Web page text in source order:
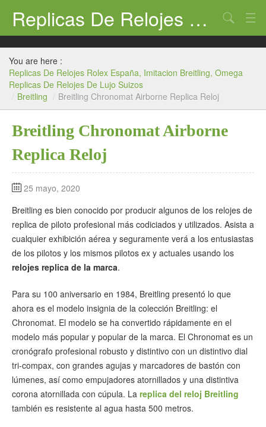
Replicas De Relojes Rolex España, Imitacion Breitling, Omega Replicas De Relojes De Lujo Suizos
Omega
Cartier
Breitling
Tag Heuer
Search
You are here :
Replicas De Relojes Rolex España, Imitacion Breitling, Omega
Replicas De Relojes De Lujo Suizos
/ Breitling / Breitling Chronomat Airborne Replica Reloj
Breitling Chronomat Airborne
Replica Reloj
25 mayo, 2020
Breitling es bien conocido por producir algunos de los relojes de
replica de piloto profesional más codiciados y utilizados. Asista a
cualquier exhibición aérea y seguramente verá a los entusiastas
de los pilotos y los mismos pilotos ex y actuales usando los
relojes replica de la marca.
Para su 100 aniversario en 1984, Breitling presentó lo que
ahora es el modelo insignia de la colección Breitling: el
Chronomat. El modelo se ha convertido rápidamente en el
modelo más popular y popular de la marca. El Chronomat es un
cronógrafo profesional robusto y distintivo con un distintivo dial
tri-compax, con grandes agujas y marcadores de bastón con
lúmenes, así como empujadores atornillados y una distintiva
corona atornillada con cúpula. La replica del reloj Breitling
también es resistente al agua hasta 500 metros.